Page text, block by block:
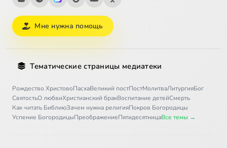
32 ЕВГЕНИЙ ОНЕГИН
Мне нужна помощь
Тематические страницы медиатеки
Рождество ХристовоПасхаВеликий постПостМолитваЛитургияБог
СвятостьО любвиХристианский бракВоспитание детейСмерть
Как читать БиблиюЗачем нужна религияПокров Богородицы
Успение БогородицыПреображениеПятидесятницаВсе темы →